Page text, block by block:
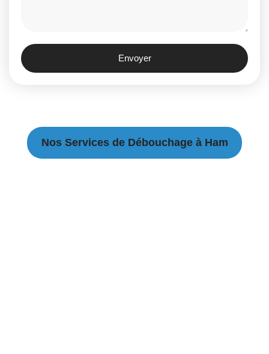
Envoyer
Nos Services de Débouchage à Ham